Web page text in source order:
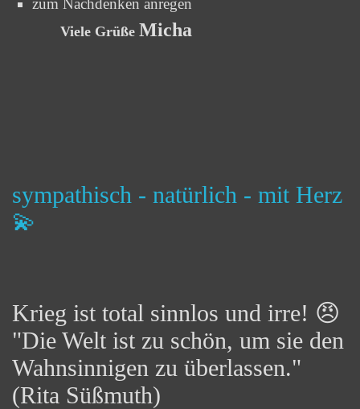
zum Nachdenken anregen
Viele Grüße Micha
sympathisch - natürlich - mit Herz
💫
Krieg ist total sinnlos und irre! 😠
"Die Welt ist zu schön, um sie den
Wahnsinnigen zu überlassen."
(Rita Süßmuth)